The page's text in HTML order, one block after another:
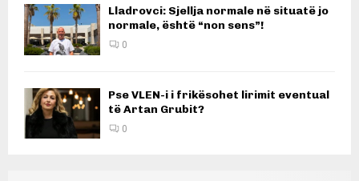
Lladrovci: Sjellja normale në situatë jo
normale, është “non sens”!
0
Pse VLEN-i i frikësohet lirimit eventual
të Artan Grubit?
0